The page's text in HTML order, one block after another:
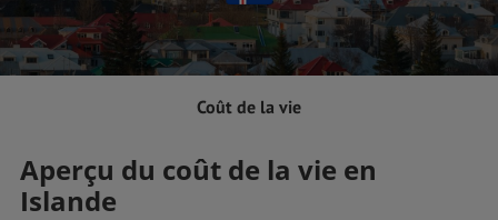
Coût de la vie
Aperçu du coût de la vie en
Islande